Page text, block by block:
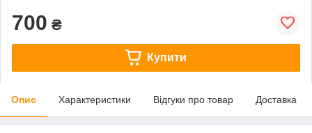
700 ₴
Купити
Опис Характеристики Відгуки про товар Доставка